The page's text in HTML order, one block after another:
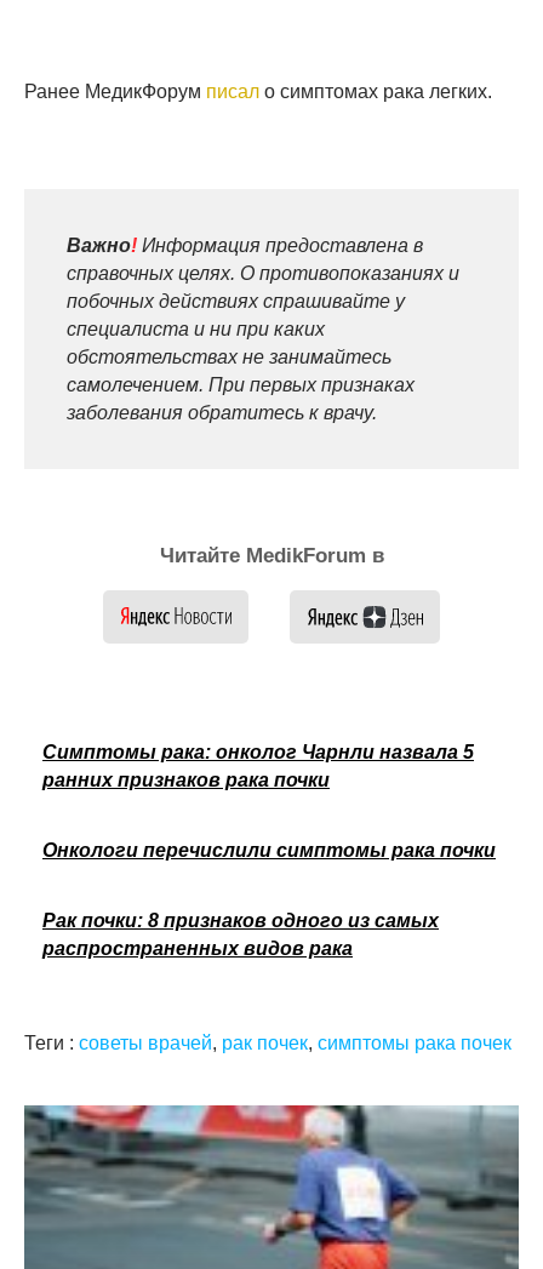
Ранее МедикФорум писал о симптомах рака легких.
Важно! Информация предоставлена в
справочных целях. О противопоказаниях и
побочных действиях спрашивайте у
специалиста и ни при каких
обстоятельствах не занимайтесь
самолечением. При первых признаках
заболевания обратитесь к врачу.
Читайте MedikForum в
Симптомы рака: онколог Чарнли назвала 5
ранних признаков рака почки
Онкологи перечислили симптомы рака почки
Рак почки: 8 признаков одного из самых
распространенных видов рака
Теги : советы врачей, рак почек, симптомы рака почек